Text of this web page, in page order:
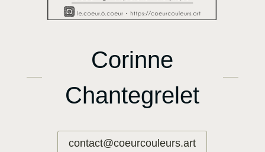
Corinne
Chantegrelet
contact@coeurcouleurs.art